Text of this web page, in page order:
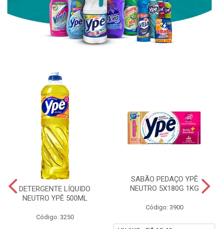
DETERGENTE LÍQUIDO
NEUTRO YPÊ 500ML
Código: 3250
SABÃO PEDAÇO YPÊ
NEUTRO 5X180G 1KG
Código: 3900